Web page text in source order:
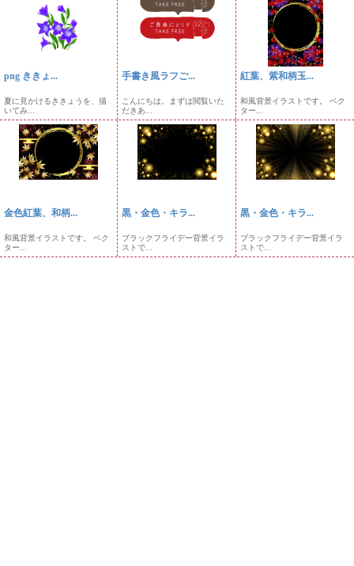
png ききょ...
夏に見かけるききょうを、描
いてみ...
手書き風ラフご...
こんにちは。まずは閲覧いた
だきあ...
紅葉、紫和柄玉...
和風背景イラストです。 ベク
ター...
金色紅葉、和柄...
和風背景イラストです。 ベク
ター...
黒・金色・キラ...
ブラックフライデー背景イラ
ストで...
黒・金色・キラ...
ブラックフライデー背景イラ
ストで...